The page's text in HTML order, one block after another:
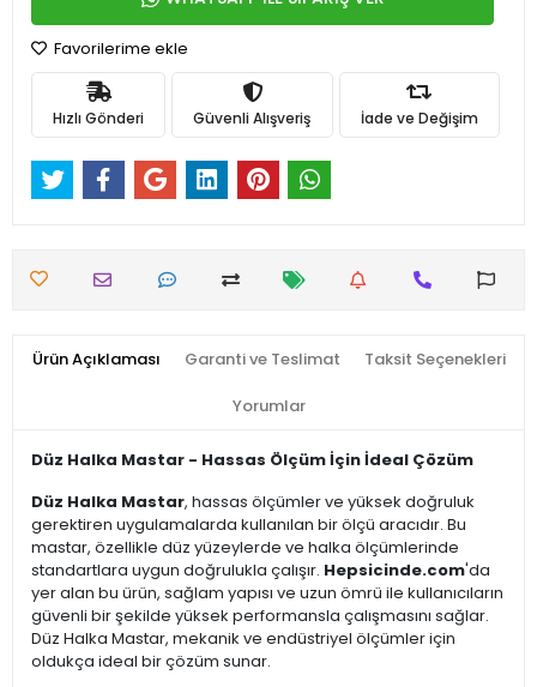
Favorilerime ekle
Hızlı Gönderi Güvenli Alışveriş İade ve Değişim
Ürün Açıklaması Garanti ve Teslimat Taksit Seçenekleri
Yorumlar
Düz Halka Mastar - Hassas Ölçüm İçin İdeal Çözüm
Düz Halka Mastar, hassas ölçümler ve yüksek doğruluk
gerektiren uygulamalarda kullanılan bir ölçü aracıdır. Bu
mastar, özellikle düz yüzeylerde ve halka ölçümlerinde
standartlara uygun doğrulukla çalışır. Hepsicinde.com'da
yer alan bu ürün, sağlam yapısı ve uzun ömrü ile kullanıcıların
güvenli bir şekilde yüksek performansla çalışmasını sağlar.
Düz Halka Mastar, mekanik ve endüstriyel ölçümler için
oldukça ideal bir çözüm sunar.